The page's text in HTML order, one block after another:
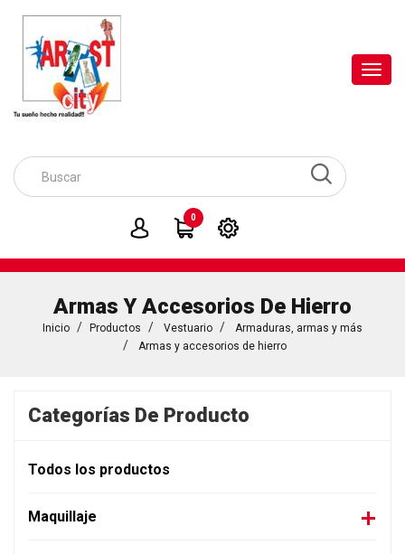
0
Armas Y Accesorios De Hierro
Inicio Productos Vestuario
Armaduras, armas y más
Armas y accesorios de hierro
Categorías De Producto
Todos los productos
Maquillaje